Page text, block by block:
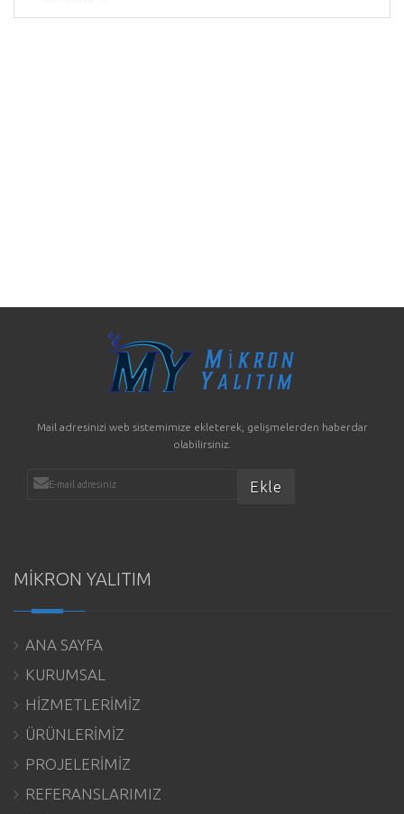
Mail adresinizi web sistemimize ekleterek, gelişmelerden haberdar
olabilirsiniz.
MİKRON YALITIM
ANA SAYFA
KURUMSAL
HİZMETLERİMİZ
ÜRÜNLERİMİZ
PROJELERİMİZ
REFERANSLARIMIZ